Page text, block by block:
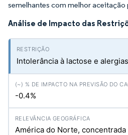
semelhantes com melhor
Análise de Impacto das
Intolerância à lactose e
-0.4%
América do Norte, concentrada